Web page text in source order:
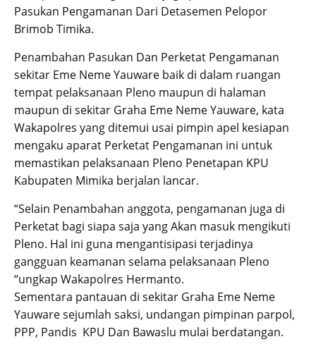
Pasukan Pengamanan Dari Detasemen Pelopor
Brimob Timika.
Penambahan Pasukan Dan Perketat Pengamanan
sekitar Eme Neme Yauware baik di dalam ruangan
tempat pelaksanaan Pleno maupun di halaman
maupun di sekitar Graha Eme Neme Yauware, kata
Wakapolres yang ditemui usai pimpin apel kesiapan
mengaku aparat Perketat Pengamanan ini untuk
memastikan pelaksanaan Pleno Penetapan KPU
Kabupaten Mimika berjalan lancar.
“Selain Penambahan anggota, pengamanan juga di
Perketat bagi siapa saja yang Akan masuk mengikuti
Pleno. Hal ini guna mengantisipasi terjadinya
gangguan keamanan selama pelaksanaan Pleno
“ungkap Wakapolres Hermanto.
Sementara pantauan di sekitar Graha Eme Neme
Yauware sejumlah saksi, undangan pimpinan parpol,
PPP, Pandis KPU Dan Bawaslu mulai berdatangan.